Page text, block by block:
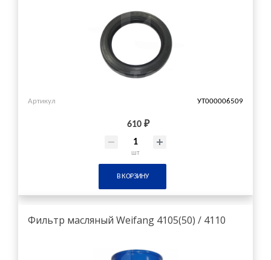
Артикул УТ000006509
610 ₽
шт
В КОРЗИНУ
Фильтр масляный Weifang 4105(50) / 4110